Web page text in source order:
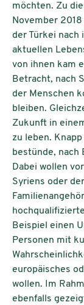
möchten. Zu
November
der Türkei nach
aktuellen
von ihnen kam
Betracht, nach
der Menschen
bleiben.
Zukunft in
zu leben.
bestünde, nach
Dabei wollen
Syriens oder
Beispiel einen
Personen mit
europäisches
wollen. Im
ebenfalls